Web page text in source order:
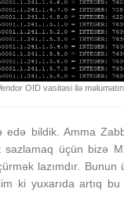
OID vasitəsi ilə
edə bildik. Amma
sazlamaq üçün bizə
lazımdır. Bunun
ki yuxarıda artıq